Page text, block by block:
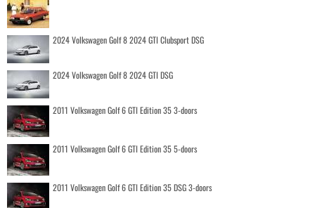
2024 Volkswagen Golf 8 2024 GTI Clubsport DSG
2024 Volkswagen Golf 8 2024 GTI DSG
2011 Volkswagen Golf 6 GTI Edition 35 3-doors
2011 Volkswagen Golf 6 GTI Edition 35 5-doors
2011 Volkswagen Golf 6 GTI Edition 35 DSG 3-doors